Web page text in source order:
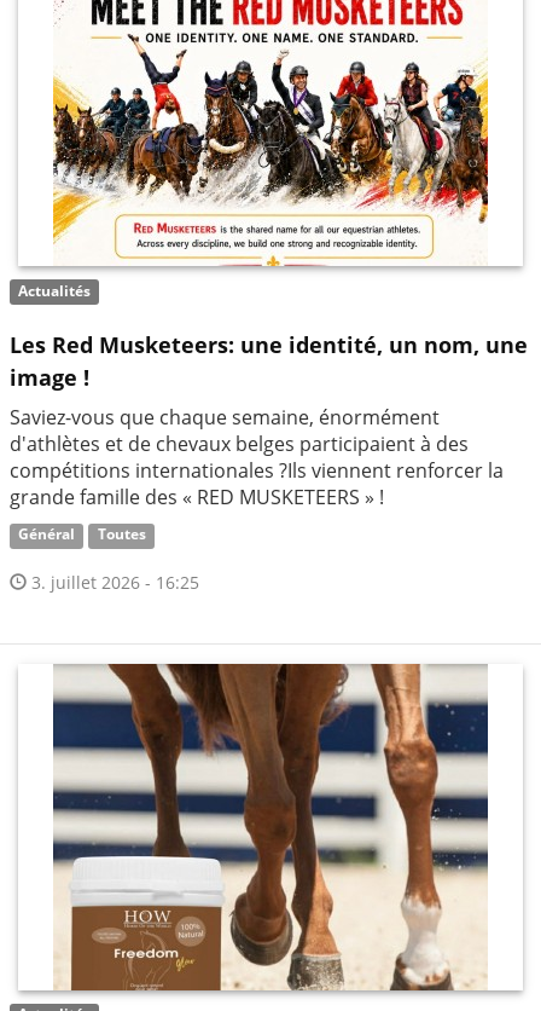
Actualités
Les Red Musketeers: une identité, un nom, une
image !
Saviez-vous que chaque semaine, énormément
d'athlètes et de chevaux belges participaient à des
compétitions internationales ?Ils viennent renforcer la
grande famille des « RED MUSKETEERS » !
Général Toutes
3. juillet 2026 - 16:25